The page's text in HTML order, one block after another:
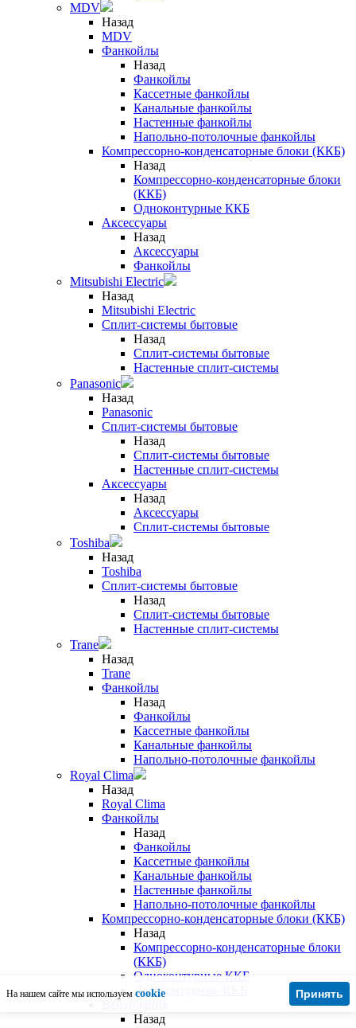
MDV
Назад
MDV
Фанкойлы
Назад
Фанкойлы
Кассетные фанкойлы
Канальные фанкойлы
Настенные фанкойлы
Напольно-потолочные фанкойлы
Компрессорно-конденсаторные блоки (ККБ)
Назад
Компрессорно-конденсаторные блоки
(ККБ)
Одноконтурные ККБ
Аксессуары
Назад
Аксессуары
Фанкойлы
Mitsubishi Electric
Назад
Mitsubishi Electric
Сплит-системы бытовые
Назад
Сплит-системы бытовые
Настенные сплит-системы
Panasonic
Назад
Panasonic
Сплит-системы бытовые
Назад
Сплит-системы бытовые
Настенные сплит-системы
Аксессуары
Назад
Аксессуары
Сплит-системы бытовые
Toshiba
Назад
Toshiba
Сплит-системы бытовые
Назад
Сплит-системы бытовые
Настенные сплит-системы
Trane
Назад
Trane
Фанкойлы
Назад
Фанкойлы
Кассетные фанкойлы
Канальные фанкойлы
Напольно-потолочные фанкойлы
Royal Clima
Назад
Royal Clima
Фанкойлы
Назад
Фанкойлы
Кассетные фанкойлы
Канальные фанкойлы
Настенные фанкойлы
Напольно-потолочные фанкойлы
Компрессорно-конденсаторные блоки (ККБ)
Назад
Компрессорно-конденсаторные блоки
(ККБ)
Одноконтурные ККБ
Двухконтурные ККБ
Назад
На нашем сайте мы используем cookie Принять